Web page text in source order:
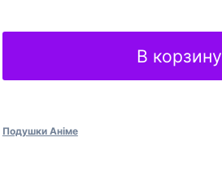
В корзину
Подушки Анiме